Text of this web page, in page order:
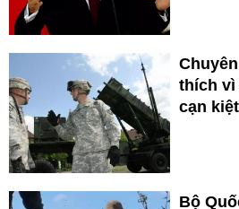
thích vì
cạn
Bộ